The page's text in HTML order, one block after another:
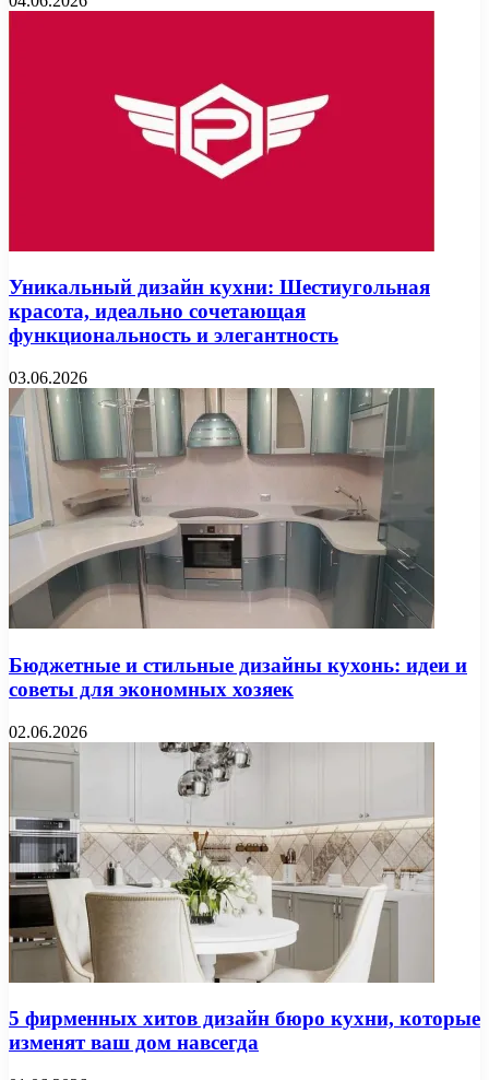
Уникальный дизайн кухни: Шестиугольная
красота, идеально сочетающая
функциональность и элегантность
03.06.2026
Бюджетные и стильные дизайны кухонь: идеи и
советы для экономных хозяек
02.06.2026
5 фирменных хитов дизайн бюро кухни, которые
изменят ваш дом навсегда